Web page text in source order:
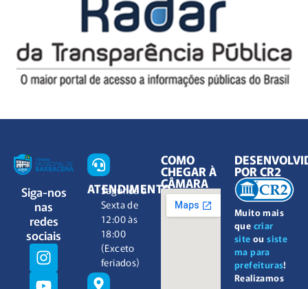
Siga-nos
nas
redes
sociais
ATENDIMENTO
Segunda à
Sexta de
12:00 às
18:00
(Exceto
feriados)
COMO
CHEGAR À
CÂMARA
Muito mais
que criar
site ousiste
ma para
prefeituras!
Realizamos
POR CR2